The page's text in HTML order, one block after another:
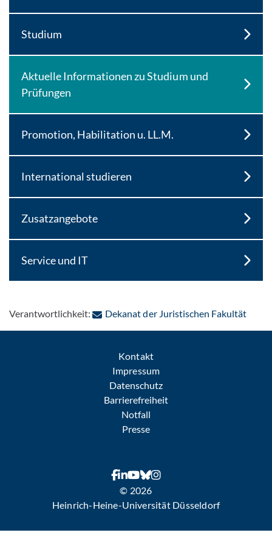
Studium
Aktuelle Informationen zu Studium und
Prüfungen
Promotion, Habilitation u. LL.M.
International studieren
Zusatzangebote
Service und IT
Verantwortlichkeit: Dekanat der Juristischen Fakultät: Per
Kontakt
Impressum
Datenschutz
Barrierefreiheit
Notfall
Presse
© 2026
Heinrich-Heine-Universität Düsseldorf